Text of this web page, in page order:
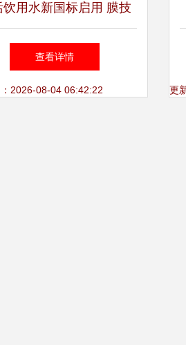
饮用水新国标启用 膜技
术推广迎来新契机
查看详情
2026-08-04 06:42:22 更